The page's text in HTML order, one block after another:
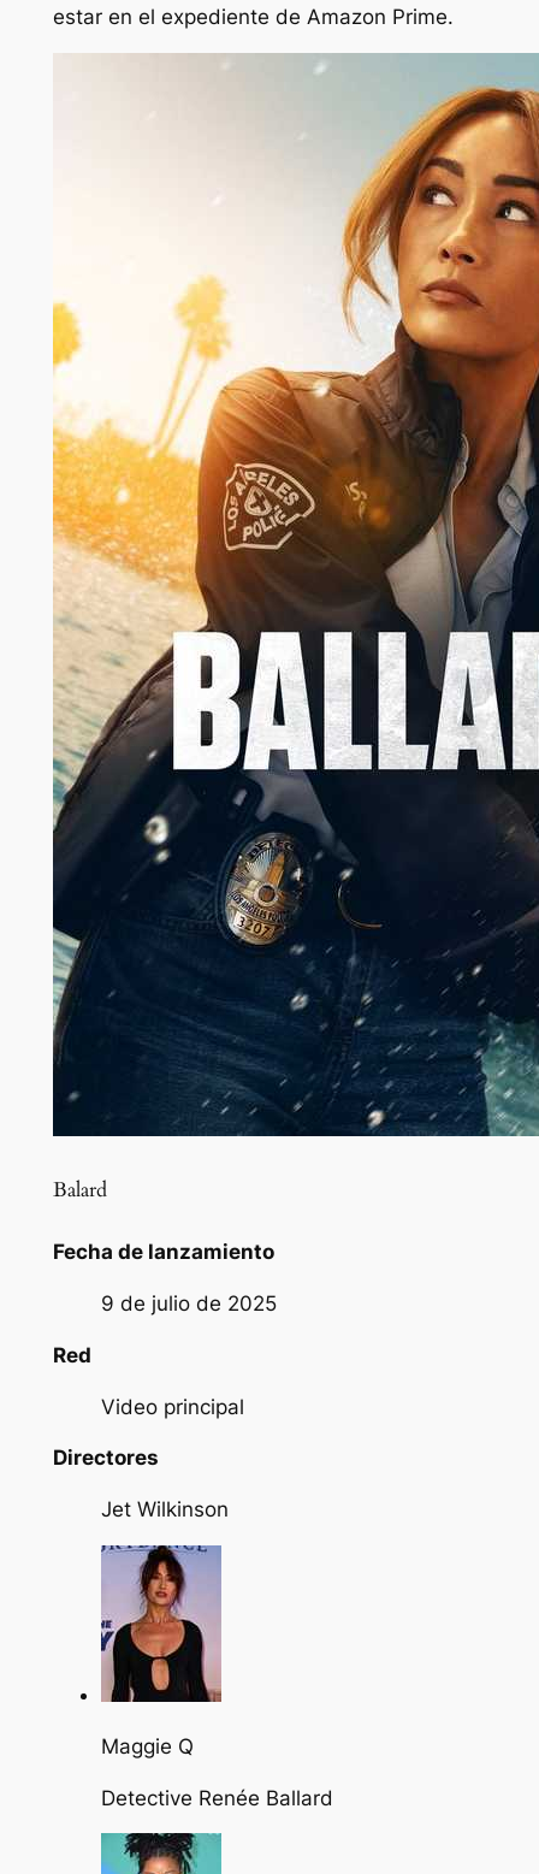
estar en el expediente de Amazon Prime.
Balard
Fecha de lanzamiento
9 de julio de 2025
Red
Video principal
Directores
Jet Wilkinson
Maggie Q
Detective Renée Ballard